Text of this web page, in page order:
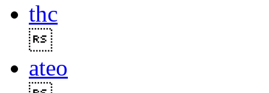
thc
ateo